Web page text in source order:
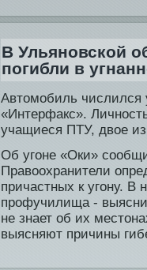
В Ульяновской
погибли в
Автомобиль числился
«Интерфакс».
учащиеся ПТУ, двое
Об угоне «Оки»
Правоохранители
причастных к угону.
профучилища -
не знает об их
выясняют причины